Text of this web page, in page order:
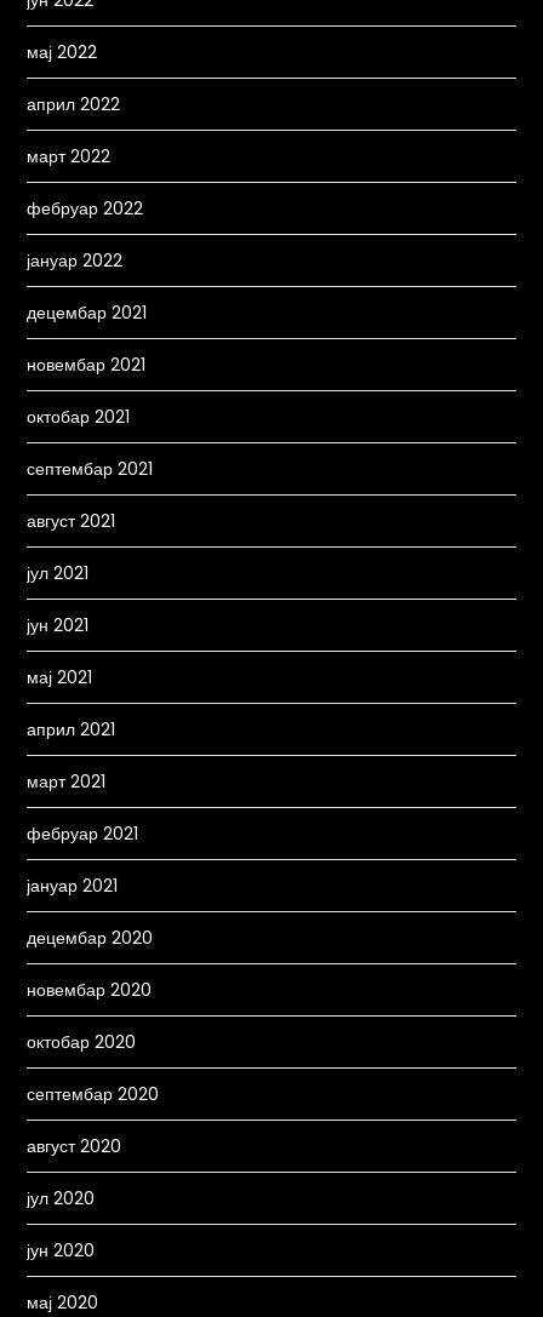
мај 2022
април 2022
март 2022
фебруар 2022
јануар 2022
децембар 2021
новембар 2021
октобар 2021
септембар 2021
август 2021
јул 2021
јун 2021
мај 2021
април 2021
март 2021
фебруар 2021
јануар 2021
децембар 2020
новембар 2020
октобар 2020
септембар 2020
август 2020
јул 2020
јун 2020
мај 2020